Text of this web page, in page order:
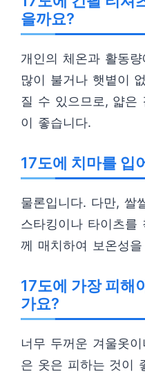
을까요?
개인의 체온과 활동
많이 불거나 햇볕이
질 수 있으므로, 얇은
이 좋습니다.
17도에 치마를 입
물론입니다. 다만, 쌀
스타킹이나 타이츠를
께 매치하여 보온성
17도에 가장 피해
가요?
너무 두꺼운 겨울옷
은 옷은 피하는 것이